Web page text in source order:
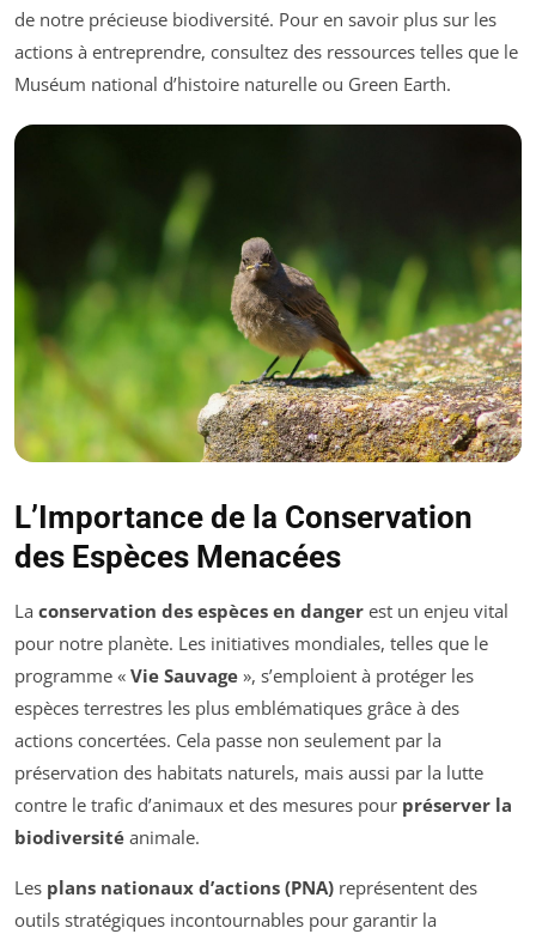
de notre précieuse biodiversité. Pour en savoir plus sur les
actions à entreprendre, consultez des ressources telles que le
Muséum national d’histoire naturelle ou Green Earth.
L’Importance de la Conservation
des Espèces Menacées
La conservation des espèces en danger est un enjeu vital
pour notre planète. Les initiatives mondiales, telles que le
programme « Vie Sauvage », s’emploient à protéger les
espèces terrestres les plus emblématiques grâce à des
actions concertées. Cela passe non seulement par la
préservation des habitats naturels, mais aussi par la lutte
contre le trafic d’animaux et des mesures pour préserver la
biodiversité animale.
Les plans nationaux d’actions (PNA) représentent des
outils stratégiques incontournables pour garantir la